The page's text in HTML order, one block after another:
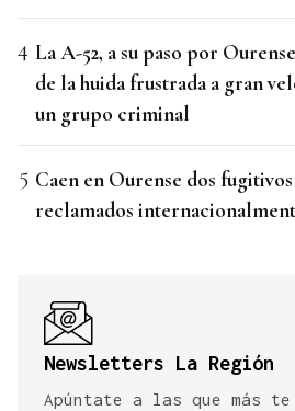
La A-52, a su paso por
de la huida frustrada a gran
un grupo criminal
Caen en Ourense dos fugitivos
reclamados
Newsletters La Región
Apúntate a las que más